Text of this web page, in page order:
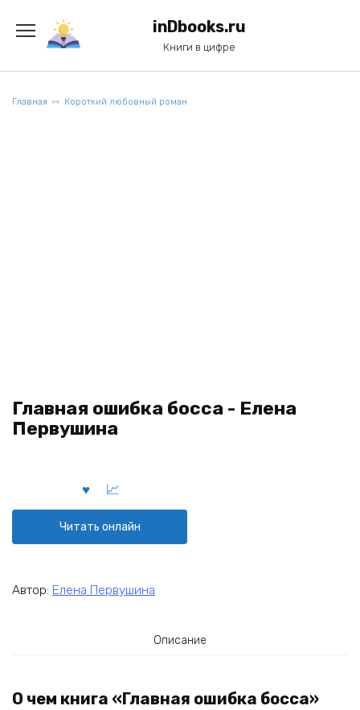
содержанию
inDbooks.ru
Книги в цифре
Главная Короткий любовный роман
Главная ошибка босса - Елена
Первушина
Читать онлайн
Автор: Елена Первушина
Описание
О чем книга «Главная ошибка босса»